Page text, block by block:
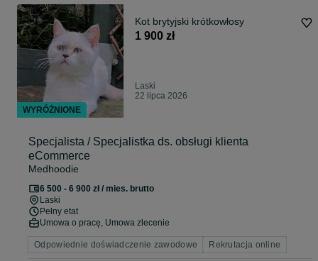
Kot brytyjski krótkowłosy
1 900 zł
Laski
22 lipca 2026
Specjalista / Specjalistka ds. obsługi klienta
eCommerce
Medhoodie
6 500 - 6 900 zł / mies. brutto
Laski
Pełny etat
Umowa o pracę, Umowa zlecenie
Odpowiednie doświadczenie zawodowe Rekrutacja online
WYRÓŻNIONE